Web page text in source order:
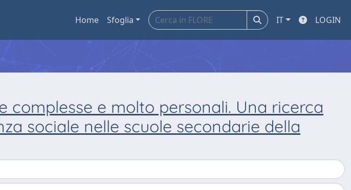
Home Sfoglia IT LOGIN
complesse e molto personali. Una ricerca
sociale nelle scuole secondarie della